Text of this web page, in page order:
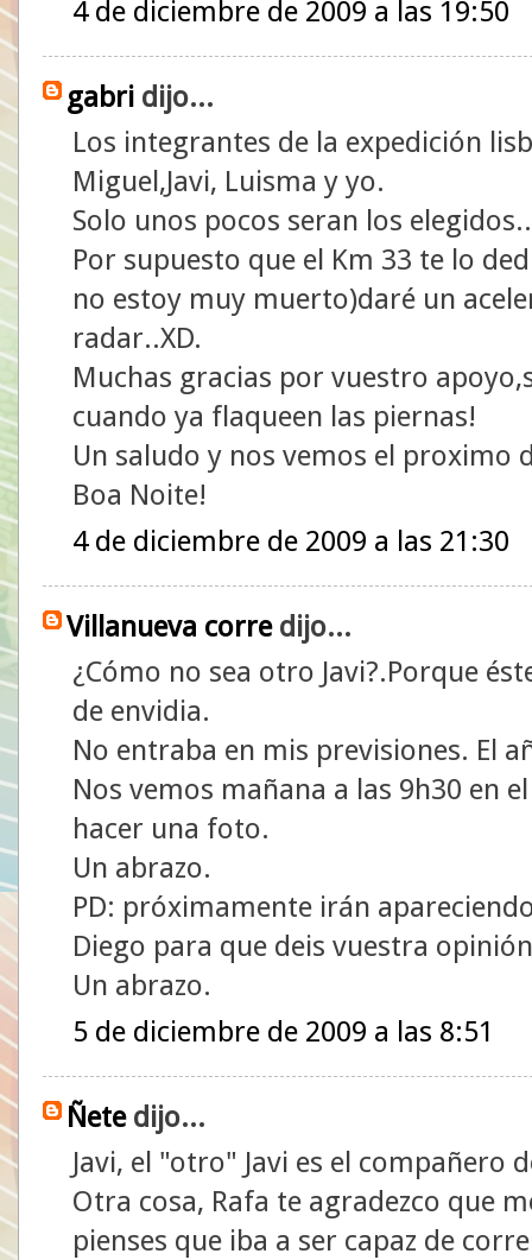
4 de diciembre de 2009 a las 19:50
gabri dijo...
Los integrantes de la expedición
Miguel,Javi, Luisma y yo.
Solo unos pocos seran los
Por supuesto que el Km 33 te lo
no estoy muy muerto)daré un
radar..XD.
Muchas gracias por vuestro
cuando ya flaqueen las piernas!
Un saludo y nos vemos el proximo
Boa Noite!
4 de diciembre de 2009 a las 21:30
Villanueva corredijo...
¿Cómo no sea otro Javi?.Porque
de envidia.
No entraba en mis previsiones. El
Nos vemos mañana a las 9h30 en
hacer una foto.
Un abrazo.
PD: próximamente irán
Diego para que deis vuestra
Un abrazo.
5 de diciembre de 2009 a las 8:51
Ñetedijo...
Javi, el "otro" Javi es el compañero
Otra cosa, Rafa te agradezco que
pienses que iba a ser capaz de